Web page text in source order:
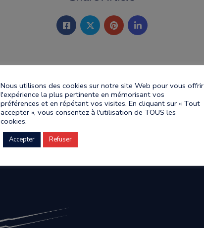
Nous utilisons des cookies sur notre site Web pour vous offrir
l'expérience la plus pertinente en mémorisant vos
préférences et en répétant vos visites. En cliquant sur « Tout
accepter », vous consentez à l'utilisation de TOUS les
cookies.
Accepter Refuser